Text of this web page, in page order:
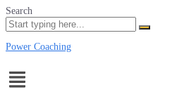
Search
Power Coaching
Menu